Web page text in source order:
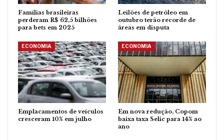
Famílias brasileiras
perderam R$ 62,5 bilhões
para bets em 2025
Leilões de petróleo em
outubro terão recorde de
áreas em disputa
ECONOMIA
Emplacamentos de veículos
cresceram 10% em julho
ECONOMIA
Em nova redução, Copom
baixa taxa Selic para 14% ao
ano